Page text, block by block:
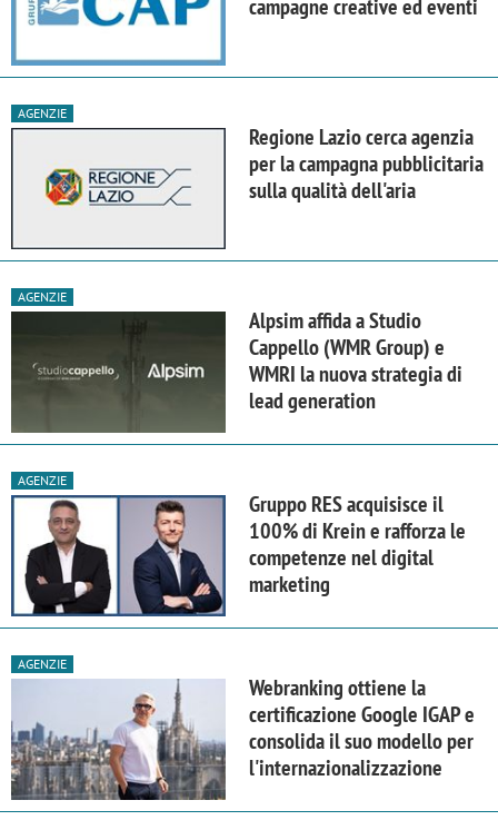
campagne creative ed eventi
AGENZIE
Regione Lazio cerca agenzia
per la campagna pubblicitaria
sulla qualità dell'aria
AGENZIE
Alpsim affida a Studio
Cappello (WMR Group) e
WMRI la nuova strategia di
lead generation
AGENZIE
Gruppo RES acquisisce il
100% di Krein e rafforza le
competenze nel digital
marketing
AGENZIE
Webranking ottiene la
certificazione Google IGAP e
consolida il suo modello per
l'internazionalizzazione